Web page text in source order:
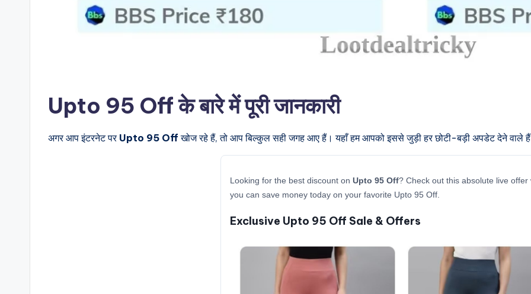
Upto 95 Off के बारे में पूरी जानकारी
अगर आप इंटरनेट पर Upto 95 Off खोज रहे हैं, तो आप बिल्कुल सही जगह आए हैं। यहाँ हम आपको इससे जुड़ी हर छोटी-बड़ी अपडेट देने वाले
Looking for the best discount on Upto 95 Off? Check out this absolute live offer
you can save money today on your favorite Upto 95 Off.
Exclusive Upto 95 Off Sale & Offers